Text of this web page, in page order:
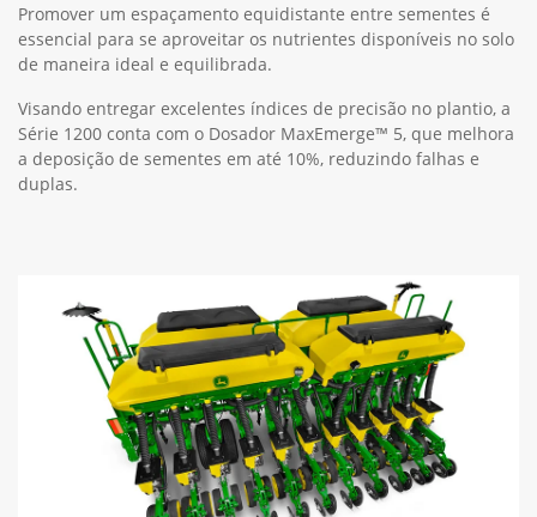
Promover um espaçamento equidistante entre sementes é
essencial para se aproveitar os nutrientes disponíveis no solo
de maneira ideal e equilibrada.
Visando entregar excelentes índices de precisão no plantio, a
Série 1200 conta com o Dosador MaxEmerge™ 5, que melhora
a deposição de sementes em até 10%, reduzindo falhas e
duplas.